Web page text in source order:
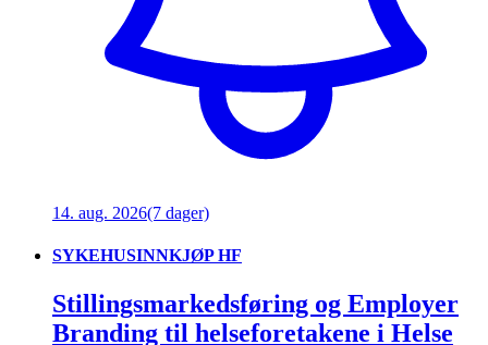
14. aug. 2026(7 dager)
SYKEHUSINNKJØP HF
Stillingsmarkedsføring og Employer
Branding til helseforetakene i Helse